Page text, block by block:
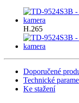
H.265
Doporučené
Technické
Ke stažení